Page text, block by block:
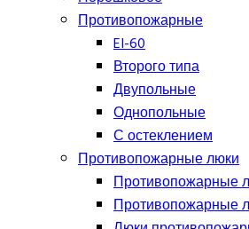
Противопожарные
EI-60
Второго типа
Двупольные
Однопольные
С остеклением
Противопожарные люки
Противопожарные
Противопожарные